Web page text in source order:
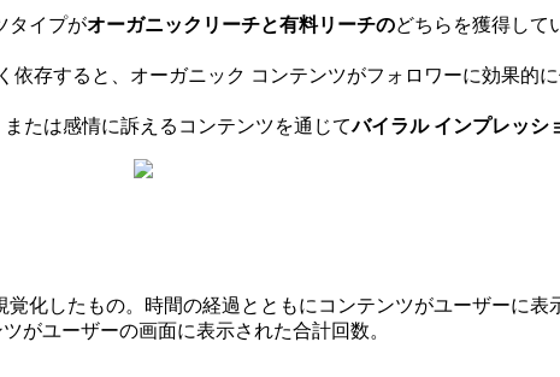
タイプがオーガニックリーチと有料リーチのどちらを獲得して
依存すると、オーガニック コンテンツがフォロワーに効果的
たは感情に訴えるコンテンツを通じてバイラル インプレッシ
化したもの。時間の経過とともにコンテンツがユーザーに表
がユーザーの画面に表示された合計回数。